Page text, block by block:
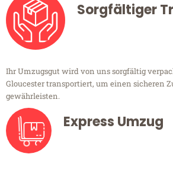
Sorgfältiger
Ihr Umzugsgut wird von uns sorgfältig
Gloucester transportiert, um einen sicheren
gewährleisten.
Express Umzug